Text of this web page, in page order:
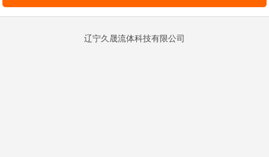
辽宁久晟流体科技有限公司